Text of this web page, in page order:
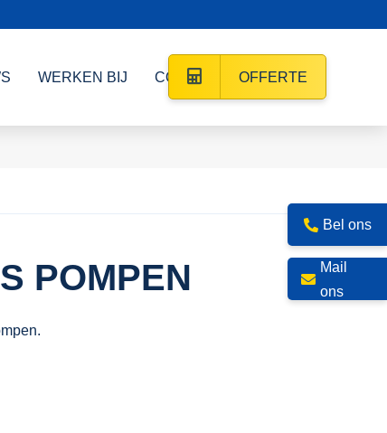
WERKEN BIJ CONTACT OFFERTE
POMPEN
Bel ons
Mail
ons